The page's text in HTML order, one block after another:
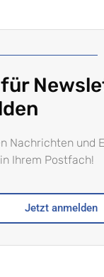
Nachrichten und
Ihrem Postfach!
Jetzt anmelden